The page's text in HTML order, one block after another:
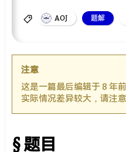
AOJ 题解
注意
这是一篇最后编辑于 8 年
实际情况差异较大，请注
题目